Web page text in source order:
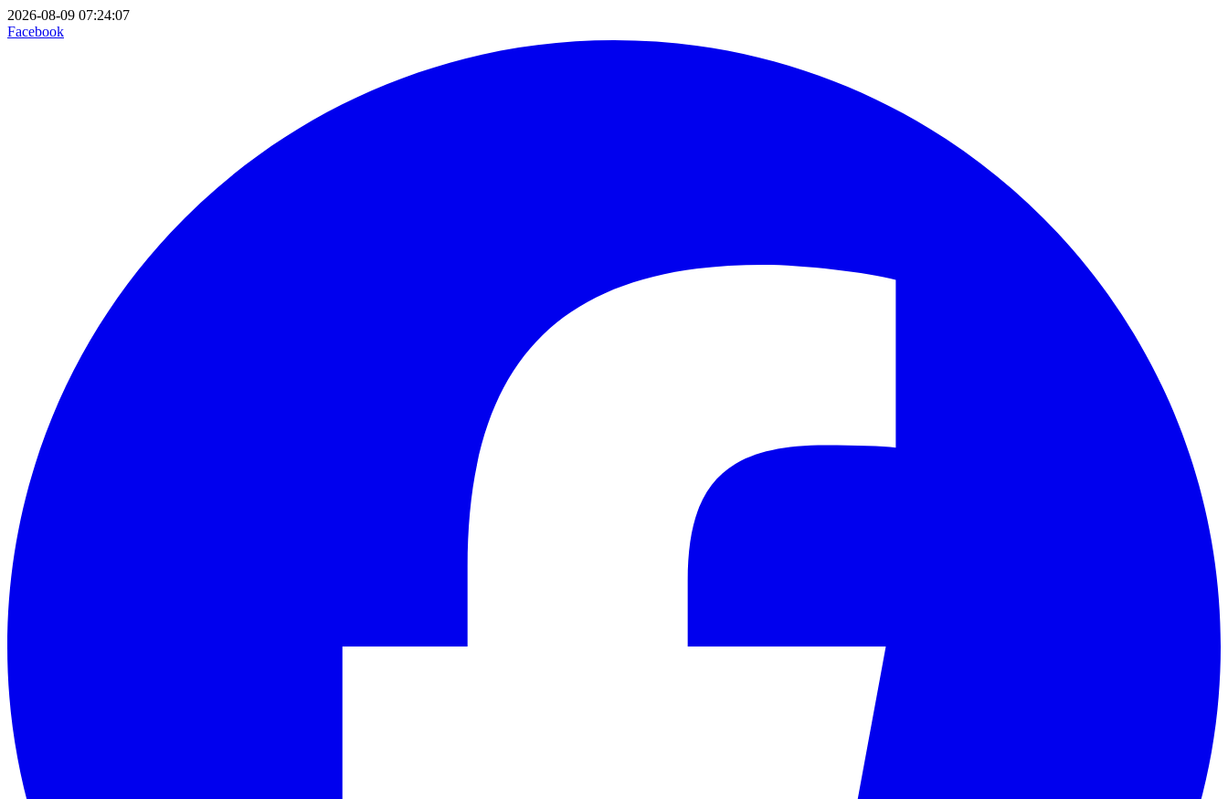
2026-08-09 07:24:07
Facebook